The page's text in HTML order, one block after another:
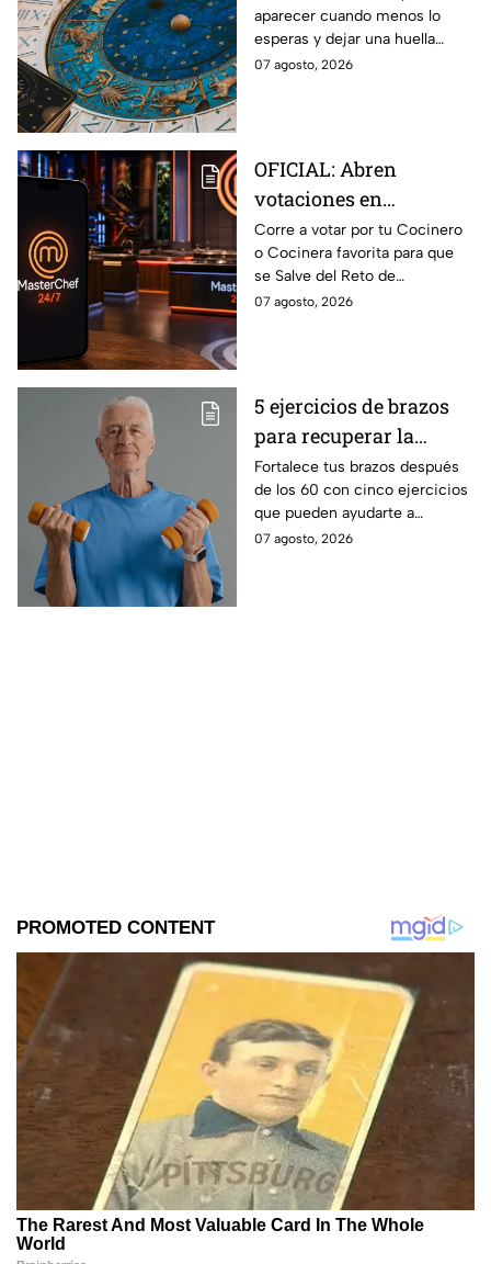
cada signo; una
conexión inesperada
podría transformar tus
aparecer cuando menos lo
esperas y dejar una huella
importante.
07 agosto, 2026
OFICIAL: Abren
votaciones en
MasterChef 24/7 para
que salves a un
Cocinero del Reto de
Eliminación de este
Corre a votar por tu Cocinero
o Cocinera favorita para que
se Salve del Reto de
Eliminación de MasterChef
07 agosto, 2026
5 ejercicios de brazos
para recuperar la
fuerza después de los
60
Fortalece tus brazos después
de los 60 con cinco ejercicios
que pueden ayudarte a
recuperar fuerza, movilidad y
07 agosto, 2026